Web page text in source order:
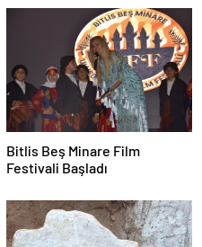
Bitlis Beş Minare Film
Festivali Başladı